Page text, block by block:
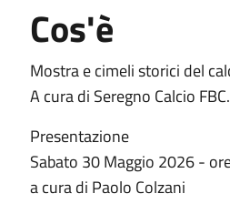
Cos'è
Mostra e cimeli storici del
A cura di Seregno Calcio FBC.
Presentazione
Sabato 30 Maggio 2026 -
a cura di Paolo Colzani